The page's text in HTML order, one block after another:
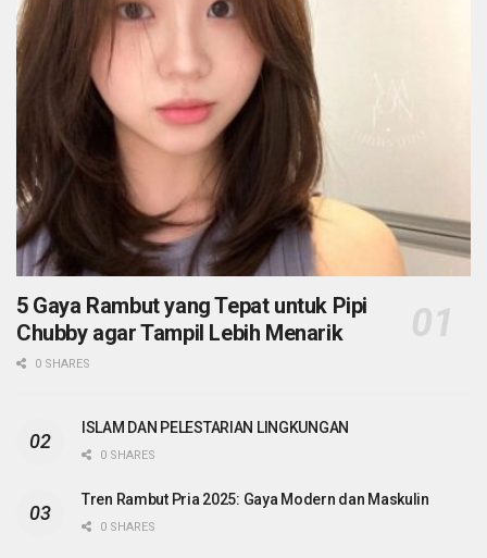
5 Gaya Rambut yang Tepat untuk Pipi
Chubby agar Tampil Lebih Menarik
0 SHARES
ISLAM DAN PELESTARIAN LINGKUNGAN
0 SHARES
Tren Rambut Pria 2025: Gaya Modern dan Maskulin
0 SHARES